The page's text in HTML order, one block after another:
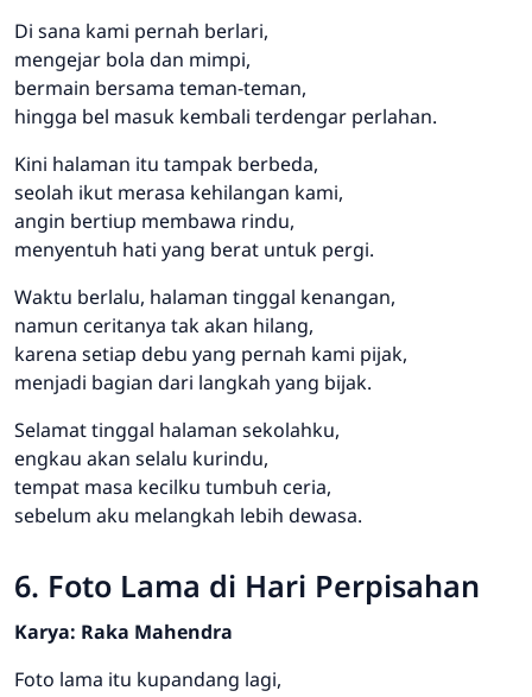
Di sana kami pernah berlari,
mengejar bola dan mimpi,
bermain bersama teman-teman,
hingga bel masuk kembali terdengar perlahan.
Kini halaman itu tampak berbeda,
seolah ikut merasa kehilangan kami,
angin bertiup membawa rindu,
menyentuh hati yang berat untuk pergi.
Waktu berlalu, halaman tinggal kenangan,
namun ceritanya tak akan hilang,
karena setiap debu yang pernah kami pijak,
menjadi bagian dari langkah yang bijak.
Selamat tinggal halaman sekolahku,
engkau akan selalu kurindu,
tempat masa kecilku tumbuh ceria,
sebelum aku melangkah lebih dewasa.
6. Foto Lama di Hari Perpisahan
Karya: Raka Mahendra
Foto lama itu kupandang lagi,